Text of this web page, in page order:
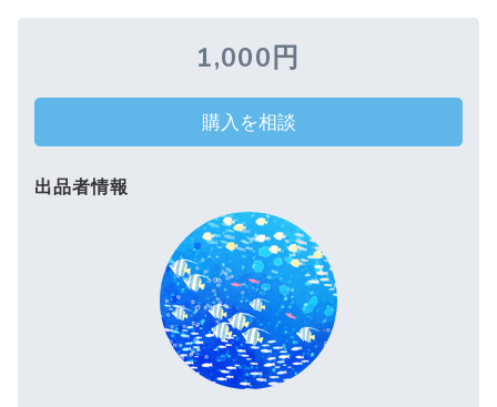
1,000円
購入を相談
出品者情報